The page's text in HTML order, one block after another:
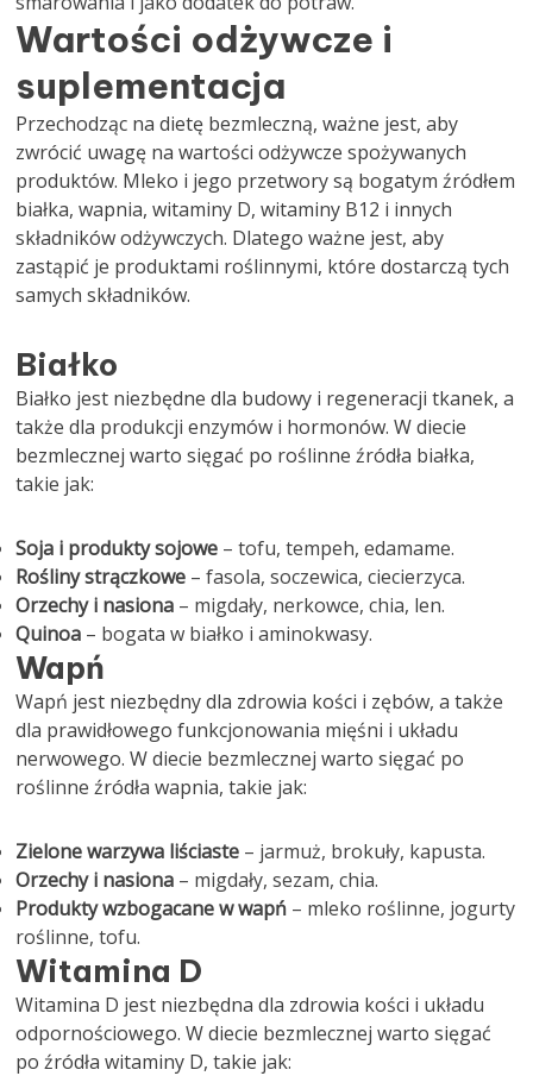
Wartości odżywcze i
suplementacja
Przechodząc na dietę bezmleczną, ważne jest, aby
zwrócić uwagę na wartości odżywcze spożywanych
produktów. Mleko i jego przetwory są bogatym źródłem
białka, wapnia, witaminy D, witaminy B12 i innych
składników odżywczych. Dlatego ważne jest, aby
zastąpić je produktami roślinnymi, które dostarczą tych
samych składników.
Białko
Białko jest niezbędne dla budowy i regeneracji tkanek, a
także dla produkcji enzymów i hormonów. W diecie
bezmlecznej warto sięgać po roślinne źródła białka,
takie jak:
Soja i produkty sojowe – tofu, tempeh, edamame.
Rośliny strączkowe – fasola, soczewica, ciecierzyca.
Orzechy i nasiona – migdały, nerkowce, chia, len.
Quinoa – bogata w białko i aminokwasy.
Wapń
Wapń jest niezbędny dla zdrowia kości i zębów, a także
dla prawidłowego funkcjonowania mięśni i układu
nerwowego. W diecie bezmlecznej warto sięgać po
roślinne źródła wapnia, takie jak:
Zielone warzywa liściaste – jarmuż, brokuły, kapusta.
Orzechy i nasiona – migdały, sezam, chia.
Produkty wzbogacane w wapń – mleko roślinne, jogurty
roślinne, tofu.
Witamina D
Witamina D jest niezbędna dla zdrowia kości i układu
odpornościowego. W diecie bezmlecznej warto sięgać
po źródła witaminy D, takie jak: